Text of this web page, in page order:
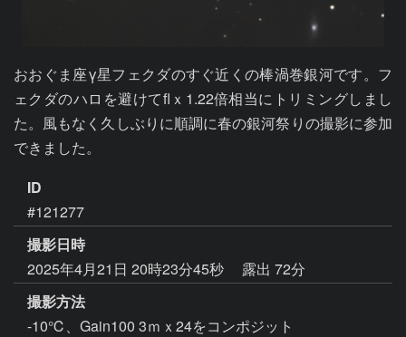
おおぐま座γ星フェクダのすぐ近くの棒渦巻銀河です。フ
ェクダのハロを避けてflｘ1.22倍相当にトリミングしまし
た。風もなく久しぶりに順調に春の銀河祭りの撮影に参加
できました。
ID
#121277
撮影日時
2025年4月21日 20時23分45秒
露出 72分
撮影方法
-10℃、Gain100 3ｍｘ24をコンポジット